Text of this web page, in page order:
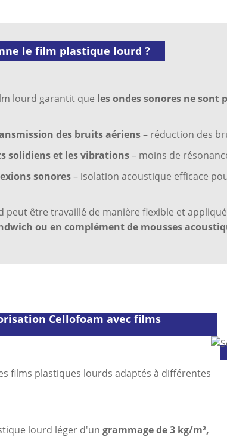
le film plastique lourd ?
lourd garantit que les ondes sonores ne sont
des bruits aériens– réduction des
solidiens et les vibrations– moins de
sonores– isolation acoustique efficace
peut être travaillé de manière flexible et
ou en complément de mousses
Cellofoam avec films
films plastiques lourds adaptés à différentes
lourd léger d'un grammage de 3 kg/m²,